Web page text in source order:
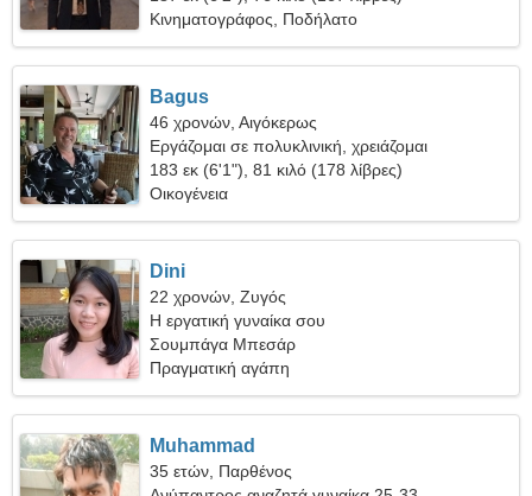
Κινηματογράφος, Ποδήλατο
Bagus
46 χρονών, Αιγόκερως
Εργάζομαι σε πολυκλινική, χρειάζομαι
εξειδικευμένη γυναίκα
183 εκ (6'1"), 81 κιλό (178 λίβρες)
Οικογένεια
Dini
22 χρονών, Ζυγός
Η εργατική γυναίκα σου
Σουμπάγα Μπεσάρ
Πραγματική αγάπη
Muhammad
35 ετών, Παρθένος